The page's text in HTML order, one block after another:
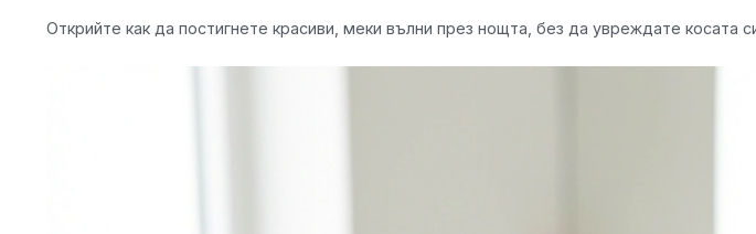
Открийте как да постигнете красиви, меки вълни през нощта, без да увреждате косата